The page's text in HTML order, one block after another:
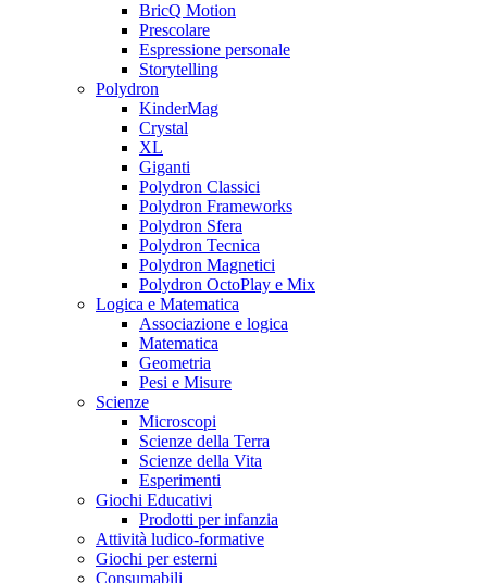
BricQ Motion
Prescolare
Espressione personale
Storytelling
Polydron
KinderMag
Crystal
XL
Giganti
Polydron Classici
Polydron Frameworks
Polydron Sfera
Polydron Tecnica
Polydron Magnetici
Polydron OctoPlay e Mix
Logica e Matematica
Associazione e logica
Matematica
Geometria
Pesi e Misure
Scienze
Microscopi
Scienze della Terra
Scienze della Vita
Esperimenti
Giochi Educativi
Prodotti per infanzia
Attività ludico-formative
Giochi per esterni
Consumabili